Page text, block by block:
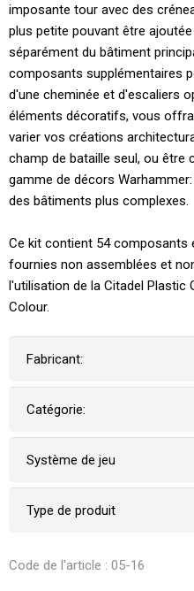
imposante tour avec des
plus petite pouvant être
séparément du bâtiment
composants supplémentaires
d'une cheminée et d'escaliers
éléments décoratifs, vous
varier vos créations
champ de bataille seul, ou être
gamme de décors
des bâtiments plus complexes.
Ce kit contient 54 composants
fournies non assemblées et
l'utilisation de la Citadel Plastic
Colour.
Fabricant:
Catégorie:
Système de jeu
Type de produit
Code de l'article : 05-16